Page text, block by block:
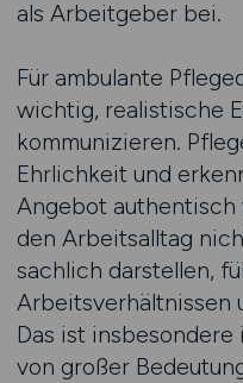
als Arbeitgeber bei.
Für ambulante
wichtig, realistische
kommunizieren.
Ehrlichkeit und
Angebot authentisch
den Arbeitsalltag
sachlich darstellen,
Arbeitsverhältnissen
Das ist
von großer